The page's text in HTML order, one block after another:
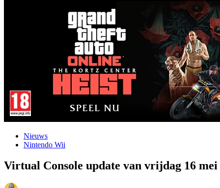
Nieuws
Nintendo Wii
Virtual Console update van vrijdag 16 mei